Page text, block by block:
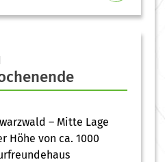
– Mitte Lage
Höhe von ca. 1000